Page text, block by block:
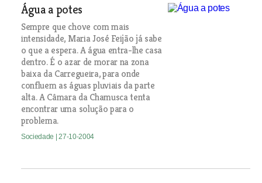
Água a potes
Sempre que chove com mais
intensidade, Maria José Feijão já sabe
o que a espera. A água entra-lhe casa
dentro. É o azar de morar na zona
baixa da Carregueira, para onde
confluem as águas pluviais da parte
alta. A Câmara da Chamusca tenta
encontrar uma solução para o
problema.
Sociedade | 27-10-2004